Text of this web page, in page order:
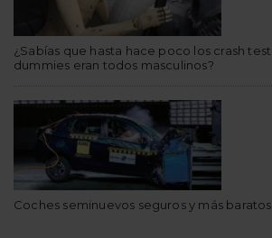
¿Sabías que hasta hace poco los crash test
dummies eran todos masculinos?
Coches seminuevos seguros y más baratos